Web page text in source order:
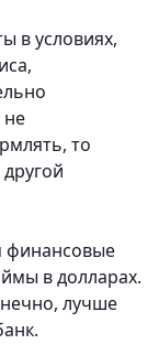
в условиях,
не
то
в долларах.
лучше